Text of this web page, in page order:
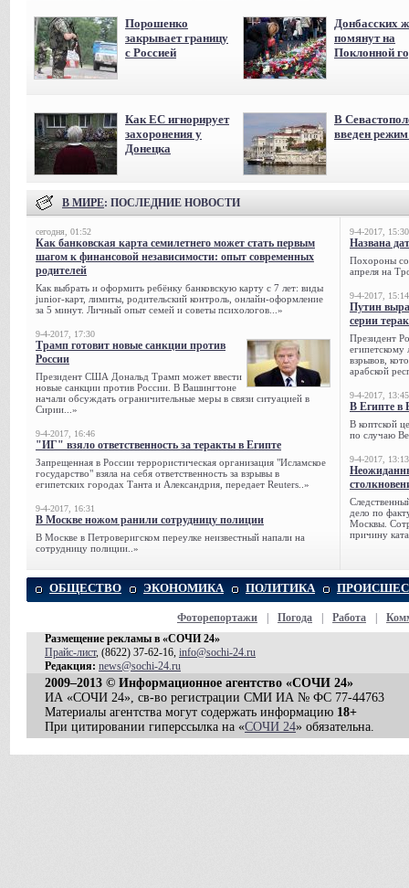
Порошенко
закрывает границу
с Россией
Донбасских
помянут на
Поклонной
Как ЕС игнорирует
захоронения у
Донецка
В
введен
В МИРЕ: ПОСЛЕДНИЕ НОВОСТИ
сегодня, 01:52
Как банковская карта семилетнего может стать первым
шагом к финансовой независимости: опыт современных
родителей
Как выбрать и оформить ребёнку банковскую карту с 7 лет: виды
junior-карт, лимиты, родительский контроль, онлайн-оформление
за 5 минут. Личный опыт семей и советы психологов...»
9-4-2017, 17:30
Трамп готовит новые санкции против
России
Президент США Дональд Трамп может ввести
новые санкции против России. В Вашингтоне
начали обсуждать ограничительные меры в связи ситуацией в
Сирии...»
9-4-2017, 16:46
"ИГ" взяло ответственность за теракты в Египте
Запрещенная в России террористическая организация "Исламское
государство" взяла на себя ответственность за взрывы в
египетских городах Танта и Александрия, передает Reuters..»
9-4-2017, 16:31
В Москве ножом ранили сотрудницу полиции
В Москве в Петроверигском переулке неизвестный напали на
сотрудницу полиции..»
9-4-2017, 15:30
Названа
Похороны
апреля на
9-4-2017, 15:14
Путин
серии
Президент
египетскому
взрывов,
арабской
9-4-2017, 13:45
В Египте в
В коптской
по случаю
9-4-2017, 13:13
дело по
Москвы.
причину
ОБЩЕСТВО ЭКОНОМИКА ПОЛИТИКА
Фоторепортажи Погода Работа
Размещение рекламы в «СОЧИ 24»
Прайс-лист, (8622) 37-62-16, info@sochi-24.ru
Редакция: news@sochi-24.ru
2009–2013 © Информационное агентство «СОЧИ 24»
ИА «СОЧИ 24», св-во регистрации СМИ ИА № ФС 77-44763
Материалы агентства могут содержать информацию 18+
При цитировании гиперссылка на «СОЧИ 24» обязательна.